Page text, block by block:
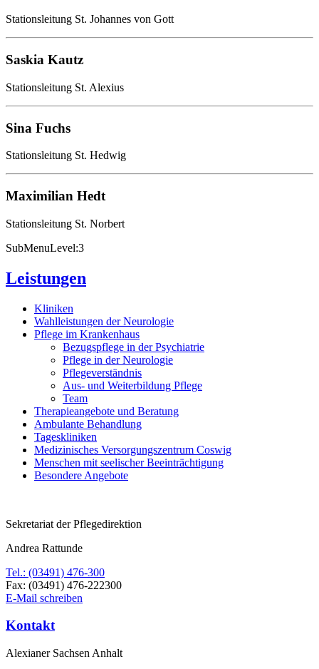
Stationsleitung St. Johannes von Gott
Saskia Kautz
Stationsleitung St. Alexius
Sina Fuchs
Stationsleitung St. Hedwig
Maximilian Hedt
Stationsleitung St. Norbert
SubMenuLevel:3
Leistungen
Kliniken
Wahlleistungen der Neurologie
Pflege im Krankenhaus
Bezugspflege in der Psychiatrie
Pflege in der Neurologie
Pflegeverständnis
Aus- und Weiterbildung Pflege
Team
Therapieangebote und Beratung
Ambulante Behandlung
Tageskliniken
Medizinisches Versorgungszentrum Coswig
Menschen mit seelischer Beeinträchtigung
Besondere Angebote
Sekretariat der Pflegedirektion
Andrea Rattunde
Tel.: (03491) 476-300
Fax: (03491) 476-222300
E-Mail schreiben
Kontakt
Alexianer Sachsen Anhalt